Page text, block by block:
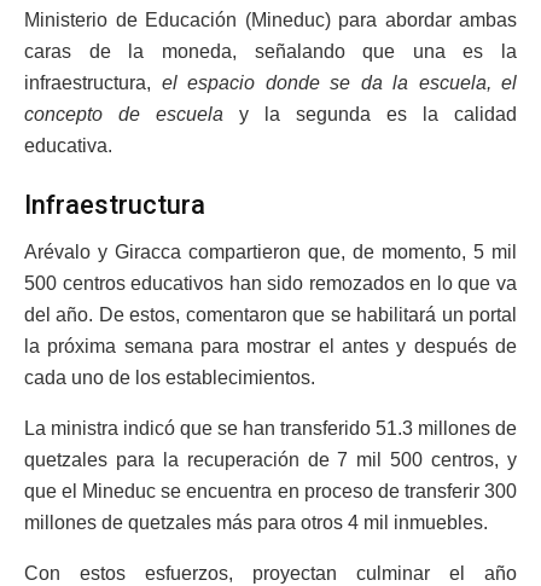
Ministerio de Educación (Mineduc) para abordar ambas
caras de la moneda, señalando que una es la
infraestructura, el espacio donde se da la escuela, el
concepto de escuela y la segunda es la calidad
educativa.
Infraestructura
Arévalo y Giracca compartieron que, de momento, 5 mil
500 centros educativos han sido remozados en lo que va
del año. De estos, comentaron que se habilitará un portal
la próxima semana para mostrar el antes y después de
cada uno de los establecimientos.
La ministra indicó que se han transferido 51.3 millones de
quetzales para la recuperación de 7 mil 500 centros, y
que el Mineduc se encuentra en proceso de transferir 300
millones de quetzales más para otros 4 mil inmuebles.
Con estos esfuerzos, proyectan culminar el año